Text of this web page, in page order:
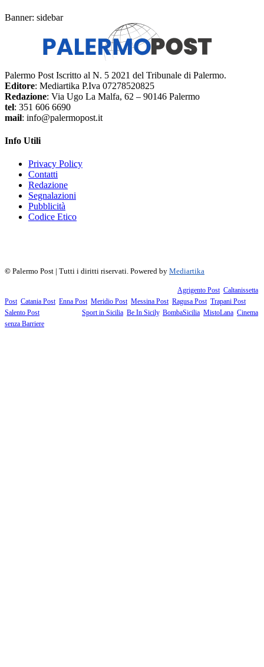
Banner: sidebar
Palermo Post Iscritto al N. 5 2021 del Tribunale di Palermo.
Editore: Mediartika P.Iva 07278520825
Redazione: Via Ugo La Malfa, 62 – 90146 Palermo
tel: 351 606 6690
mail: info@palermopost.it
Info Utili
Privacy Policy
Contatti
Redazione
Segnalazioni
Pubblicità
Codice Etico
© Palermo Post | Tutti i diritti riservati. Powered by Mediartika
Agrigento Post, Caltanissetta
Post, Catania Post, Enna Post, Meridio Post, Messina Post, Ragusa Post, Trapani Post,
Salento Post. I siti tematici: Sport in Sicilia Be In Sicily, BombaSicilia MistoLana Cinema
senza Barriere